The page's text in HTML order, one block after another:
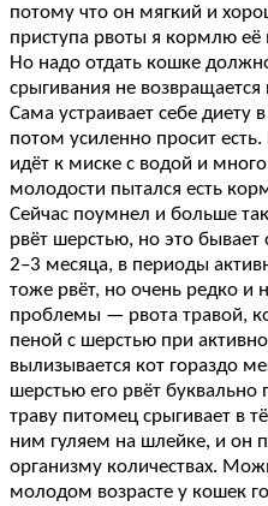
потому что он мягкий и
приступа рвоты я кормлю
Но надо отдать кошке
срыгивания не
Сама устраивает себе диету
потом усиленно просит
идёт к миске с водой и
молодости пытался есть
Сейчас поумнел и больше
рвёт шерстью, но это
2–3 месяца, в периоды
тоже рвёт, но очень редко
проблемы — рвота травой,
пеной с шерстью при
вылизывается кот гораздо
шерстью его рвёт буквально
траву питомец срыгивает в
ним гуляем на шлейке, и он
организму количествах.
молодом возрасте у кошек